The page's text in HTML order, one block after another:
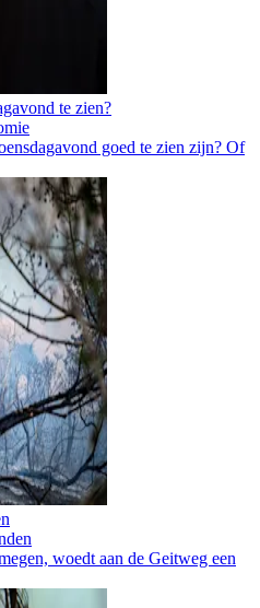
te zien?
goed te zien zijn? Of
woedt aan de Geitweg een